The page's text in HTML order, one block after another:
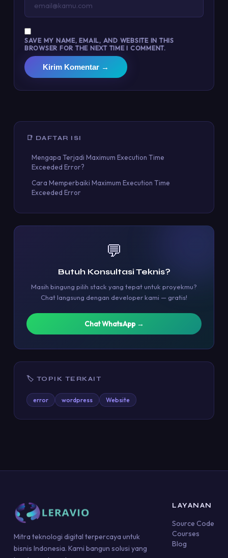
SAVE MY NAME, EMAIL, AND WEBSITE IN THIS
BROWSER FOR THE NEXT TIME I COMMENT.
Kirim Komentar →
📑 DAFTAR ISI
Mengapa Terjadi Maximum Execution Time
Exceeded Error?
Cara Memperbaiki Maximum Execution Time
Exceeded Error
💬
Butuh Konsultasi Teknis?
Masih bingung pilih stack yang tepat untuk proyekmu?
Chat langsung dengan developer kami — gratis!
Chat WhatsApp →
🏷 TOPIK TERKAIT
error wordpress Website
Mitra teknologi digital terpercaya untuk
bisnis Indonesia. Kami bangun solusi yang
LAYANAN
Source Code
Courses
Blog